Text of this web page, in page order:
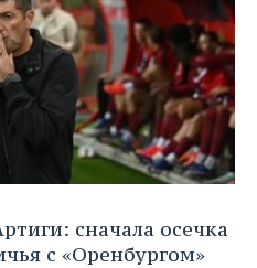
сначала осечка
с «Оренбургом»